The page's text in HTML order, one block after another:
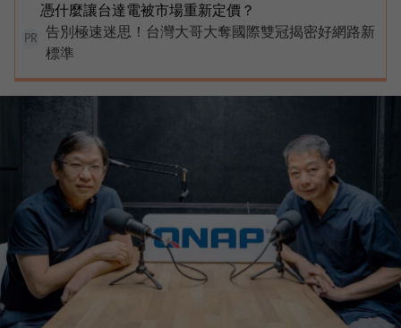
憑什麼讓台達電被市場重新定價？
PR
告別極速迷思！台灣大哥大奪國際雙冠揭密好網路新
標準